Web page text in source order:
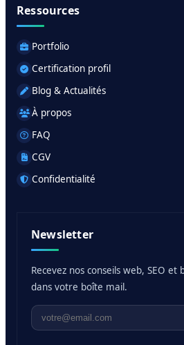
Ressources
Portfolio
Certification profil
Blog & Actualités
À propos
FAQ
CGV
Confidentialité
Newsletter
Recevez nos conseils web, SEO
dans votre boîte mail.